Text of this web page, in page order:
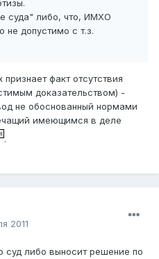
суда" либо, что, ИМХО
не допустимо с т.з.
факт отсутствия
доказательством) -
не обоснованный нормами
имеющимся в деле
.
2011
суд либо выносит решение по